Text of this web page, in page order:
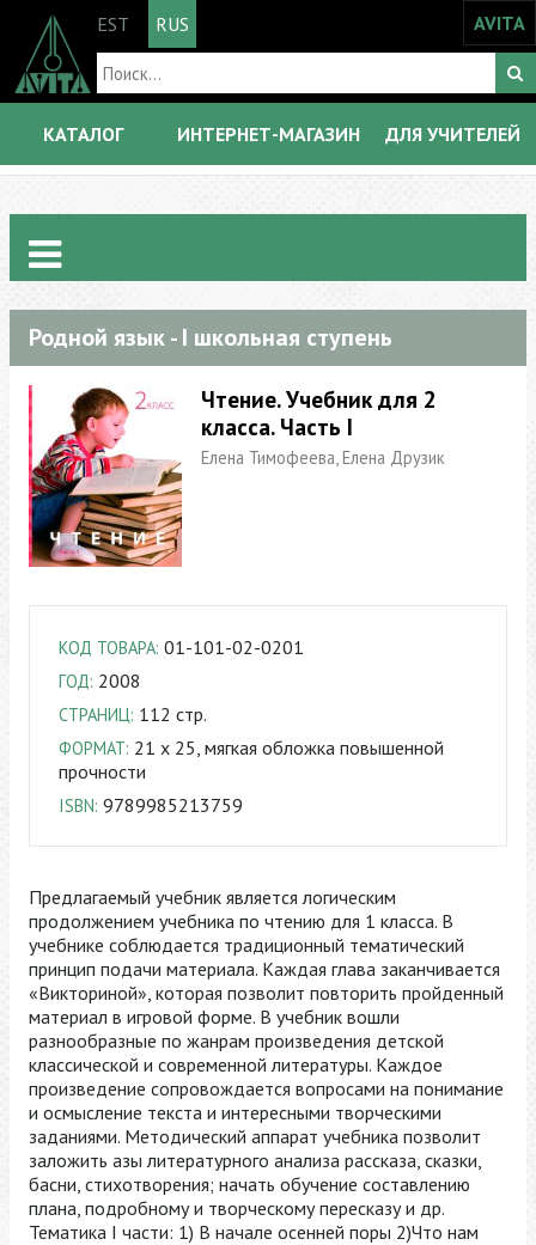
EST RUS AVITA
КАТАЛОГ ИНТЕРНЕТ-МАГАЗИН ДЛЯ УЧИТЕЛЕЙ
Родной язык - I школьная ступень
Чтение. Учебник для 2
класса. Часть I
Елена Тимофеева, Елена Друзик
КОД ТОВАРА: 01-101-02-0201
ГОД: 2008
СТРАНИЦ: 112 стр.
ФОРМАТ: 21 x 25, мягкая обложка повышенной
прочности
ISBN: 9789985213759
Предлагаемый учебник является логическим
продолжением учебника по чтению для 1 класса. В
учебнике соблюдается традиционный тематический
принцип подачи материала. Каждая глава заканчивается
«Викториной», которая позволит повторить пройденный
материал в игровой форме. В учебник вошли
разнообразные по жанрам произведения детской
классической и современной литературы. Каждое
произведение сопровождается вопросами на понимание
и осмысление текста и интересными творческими
заданиями. Методический аппарат учебника позволит
заложить азы литературного анализа рассказа, сказки,
басни, стихотворения; начать обучение составлению
плана, подробному и творческому пересказу и др.
Тематика I части: 1) В начале осенней поры 2)Что нам